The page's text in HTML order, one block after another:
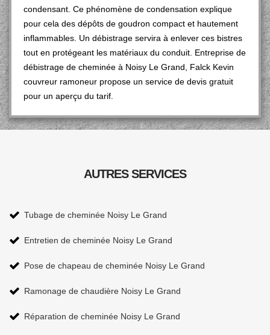
condensant. Ce phénomène de condensation explique
pour cela des dépôts de goudron compact et hautement
inflammables. Un débistrage servira à enlever ces bistres
tout en protégeant les matériaux du conduit. Entreprise de
débistrage de cheminée à Noisy Le Grand, Falck Kevin
couvreur ramoneur propose un service de devis gratuit
pour un aperçu du tarif.
AUTRES SERVICES
Tubage de cheminée Noisy Le Grand
Entretien de cheminée Noisy Le Grand
Pose de chapeau de cheminée Noisy Le Grand
Ramonage de chaudière Noisy Le Grand
Réparation de cheminée Noisy Le Grand